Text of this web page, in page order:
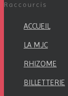
Raccourcis
ACCUEIL
LA MJC
RHIZOME
BILLETTERIE